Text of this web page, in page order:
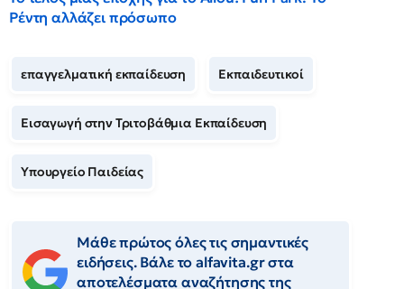
Ρέντη αλλάζει πρόσωπο
επαγγελματική εκπαίδευση Εκπαιδευτικοί
Εισαγωγή στην Τριτοβάθμια Εκπαίδευση
Υπουργείο Παιδείας
Μάθε πρώτος όλες τις σημαντικές
ειδήσεις. Βάλε το alfavita.gr στα
αποτελέσματα αναζήτησης της